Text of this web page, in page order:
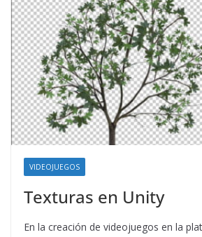
VIDEOJUEGOS
Texturas en Unity
En la creación de videojuegos en la